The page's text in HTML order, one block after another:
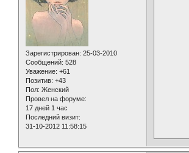
Зарегистрирован: 25-03-2010
Сообщений: 528
Уважение: +61
Позитив: +43
Пол: Женский
Провел на форуме:
17 дней 1 час
Последний визит:
31-10-2012 11:58:15